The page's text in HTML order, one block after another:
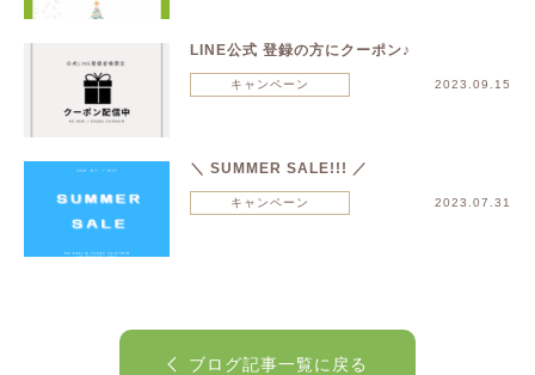
LINE公式 登録の方にクーポン♪
キャンペーン 2023.09.15
＼ SUMMER SALE!!! ／
キャンペーン 2023.07.31
ブログ記事一覧に戻る